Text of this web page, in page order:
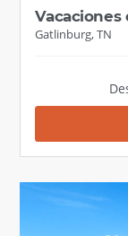
Vacaciones
Gatlinburg, TN